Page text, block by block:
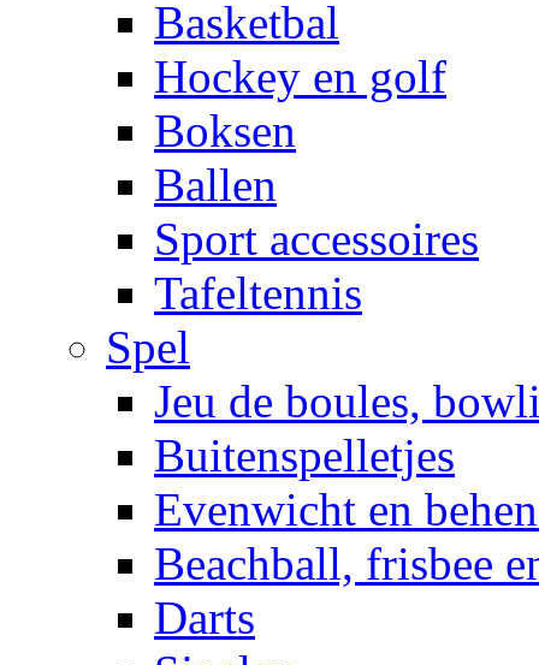
Basketbal
Hockey en golf
Boksen
Ballen
Sport accessoires
Tafeltennis
Spel
Jeu de boules,
Buitenspelletjes
Evenwicht en
Beachball, frisbee
Darts